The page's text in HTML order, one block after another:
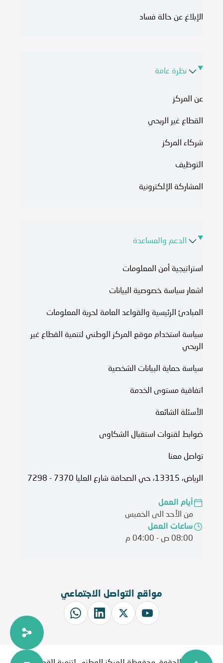
الإبلاغ عن حالة فساد
نظرة عامة
عن المركز
القطاع غير الربحي
شركاء المركز
التوظيف
المشاركة الإلكترونية
الدعم والمساعدة
استراتيجية أمن المعلومات
اشعار سياسة خصوصية البيانات
المبادئ الرئيسية والقواعد العامة لحرية المعلومات
سياسة استخدام موقع المركز الوطني لتنمية القطاع غير
الربحي
سياسة حماية البيانات الشخصية
اتفاقية مستوى الخدمة​
الأسئلة الشائعة
ضوابط لقنوات استقبال الشكاوى
تواصل معنا
الرياض، 13315، حي الصحافة شارع العليا 7370 - 7298
أيام العمل
من الأحد الى الخميس
ساعات العمل
08:00 ص - 04:00 م
مواقع التواصل الاجتماعي